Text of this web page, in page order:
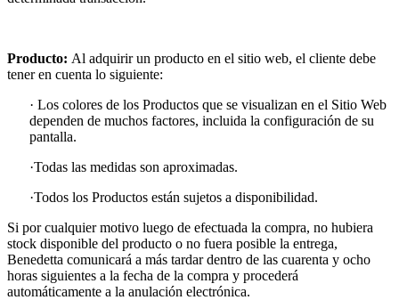
Producto: Al adquirir un producto en el sitio web, el cliente debe
tener en cuenta lo siguiente:
· Los colores de los Productos que se visualizan en el Sitio Web
dependen de muchos factores, incluida la configuración de su
pantalla.
·Todas las medidas son aproximadas.
·Todos los Productos están sujetos a disponibilidad.
Si por cualquier motivo luego de efectuada la compra, no hubiera
stock disponible del producto o no fuera posible la entrega,
Benedetta comunicará a más tardar dentro de las cuarenta y ocho
horas siguientes a la fecha de la compra y procederá
automáticamente a la anulación electrónica.